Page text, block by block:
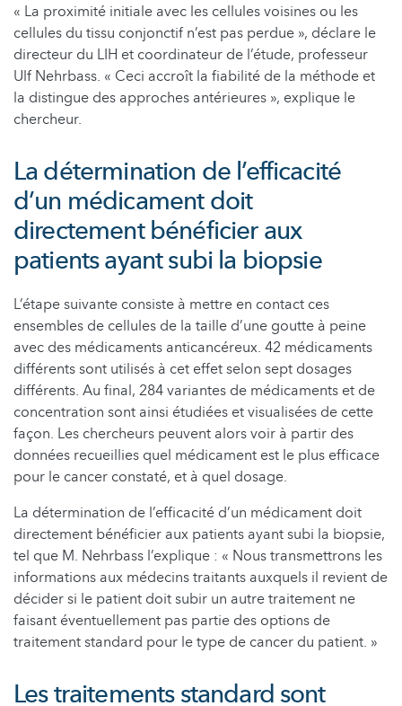
« La proximité initiale avec les cellules voisines ou les
cellules du tissu conjonctif n’est pas perdue », déclare le
directeur du LIH et coordinateur de l’étude, professeur
Ulf Nehrbass. « Ceci accroît la fiabilité de la méthode et
la distingue des approches antérieures », explique le
chercheur.
La détermination de l’efficacité
d’un médicament doit
directement bénéficier aux
patients ayant subi la biopsie
L’étape suivante consiste à mettre en contact ces
ensembles de cellules de la taille d’une goutte à peine
avec des médicaments anticancéreux. 42 médicaments
différents sont utilisés à cet effet selon sept dosages
différents. Au final, 284 variantes de médicaments et de
concentration sont ainsi étudiées et visualisées de cette
façon. Les chercheurs peuvent alors voir à partir des
données recueillies quel médicament est le plus efficace
pour le cancer constaté, et à quel dosage.
La détermination de l’efficacité d’un médicament doit
directement bénéficier aux patients ayant subi la biopsie,
tel que M. Nehrbass l’explique : « Nous transmettrons les
informations aux médecins traitants auxquels il revient de
décider si le patient doit subir un autre traitement ne
faisant éventuellement pas partie des options de
traitement standard pour le type de cancer du patient. »
Les traitements standard sont